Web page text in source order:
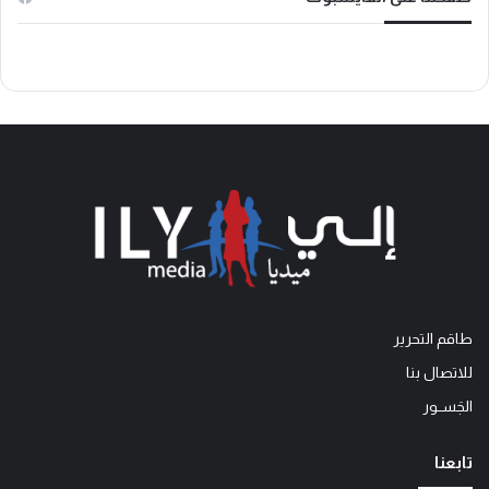
طاقم التحرير
للاتصال بنا
الجَســور
تابعنا